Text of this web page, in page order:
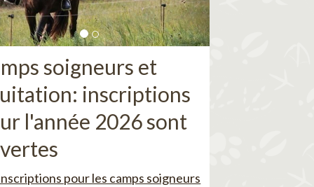
soigneurs et
inscriptions
l'année 2026 sont
pour les camps soigneurs